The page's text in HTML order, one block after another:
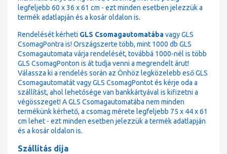
legfeljebb 60 x 36 x 61 cm - ezt minden esetben jelezzük a
termék adatlapján és a kosár oldalon is.
Rendelését kérheti GLS Csomagautomatábavagy GLS
CsomagPontra is! Országszerte több, mint 1000 db GLS
Csomagautomata várja rendelését, továbbá 1000-nél is több
GLS CsomagPonton is át tudja venni a megrendelt árut!
Válassza ki a rendelés során az Önhöz legközelebb eső GLS
Csomagautomatát vagy GLS CsomagPontot és kérje oda a
szállítást, ahol lehetősége van bankkártyával is kifizetni a
végösszeget! A GLS Csomagautomatába nem minden
termékünk kérhető, a csomag mérete legfeljebb 75 x 44 x 61
cm lehet - ezt minden esetben jelezzük a termék adatlapján
és a kosár oldalon is.
Szállítás díja